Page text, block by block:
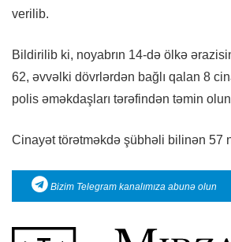
verilib.
Bildirilib ki, noyabrın 14-də ölkə
62, əvvəlki dövrlərdən bağlı qalan 8
polis əməkdaşları tərəfindən təmin
Cinayət törətməkdə şübhəli bilinən 57
Bizim Telegram kanalımıza abunə olun